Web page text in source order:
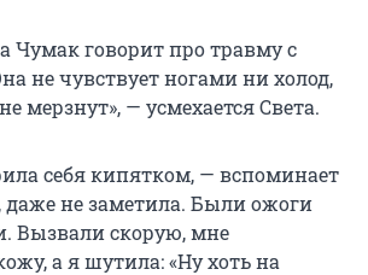
Чумак говорит про травму с
не чувствует ногами ни холод,
мерзнут», — усмехается Света.
себя кипятком, — вспоминает
даже не заметила. Были ожоги
Вызвали скорую, мне
а я шутила: «Ну хоть на